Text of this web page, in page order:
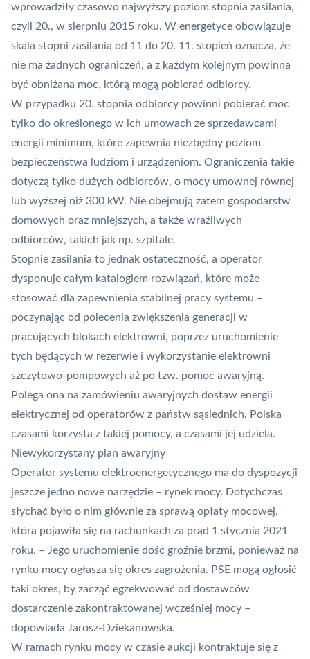
wprowadziły czasowo najwyższy poziom stopnia zasilania,
czyli 20., w sierpniu 2015 roku. W energetyce obowiązuje
skala stopni zasilania od 11 do 20. 11. stopień oznacza, że
nie ma żadnych ograniczeń, a z każdym kolejnym powinna
być obniżana moc, którą mogą pobierać odbiorcy.
W przypadku 20. stopnia odbiorcy powinni pobierać moc
tylko do określonego w ich umowach ze sprzedawcami
energii minimum, które zapewnia niezbędny poziom
bezpieczeństwa ludziom i urządzeniom. Ograniczenia takie
dotyczą tylko dużych odbiorców, o mocy umownej równej
lub wyższej niż 300 kW. Nie obejmują zatem gospodarstw
domowych oraz mniejszych, a także wrażliwych
odbiorców, takich jak np. szpitale.
Stopnie zasilania to jednak ostateczność, a operator
dysponuje całym katalogiem rozwiązań, które może
stosować dla zapewnienia stabilnej pracy systemu –
poczynając od polecenia zwiększenia generacji w
pracujących blokach elektrowni, poprzez uruchomienie
tych będących w rezerwie i wykorzystanie elektrowni
szczytowo-pompowych aż po tzw. pomoc awaryjną.
Polega ona na zamówieniu awaryjnych dostaw energii
elektrycznej od operatorów z państw sąsiednich. Polska
czasami korzysta z takiej pomocy, a czasami jej udziela.
Niewykorzystany plan awaryjny
Operator systemu elektroenergetycznego ma do dyspozycji
jeszcze jedno nowe narzędzie – rynek mocy. Dotychczas
słychać było o nim głównie za sprawą opłaty mocowej,
która pojawiła się na rachunkach za prąd 1 stycznia 2021
roku. – Jego uruchomienie dość groźnie brzmi, ponieważ na
rynku mocy ogłasza się okres zagrożenia. PSE mogą ogłosić
taki okres, by zacząć egzekwować od dostawców
dostarczenie zakontraktowanej wcześniej mocy –
dopowiada Jarosz-Dziekanowska.
W ramach rynku mocy w czasie aukcji kontraktuje się z